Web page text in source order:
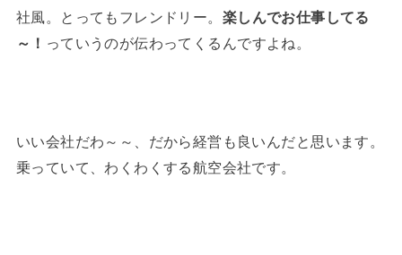
社風。とってもフレンドリー。 楽しんでお仕事してる
～！ っていうのが伝わってくるんですよね。
いい会社だわ～～、だから経営も良いんだと思います。
乗っていて、わくわくする航空会社です。